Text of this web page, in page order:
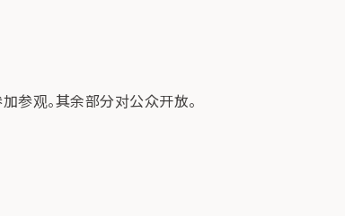
参观。其余部分对公众开放。